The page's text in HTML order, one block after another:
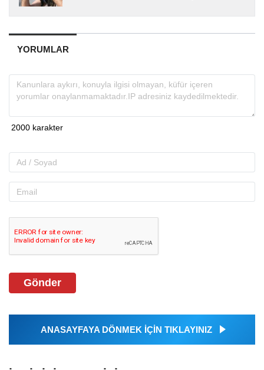
gelişmeleri okuyuculara...
YORUMLAR
Gönder
ANASAYFAYA DÖNMEK İÇİN TIKLAYINIZ